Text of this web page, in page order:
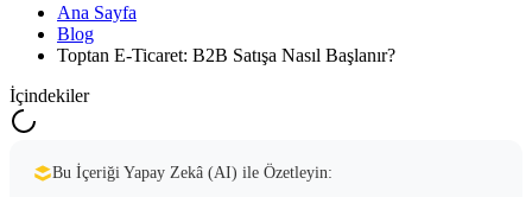
Ana Sayfa
Blog
Toptan E-Ticaret: B2B Satışa Nasıl Başlanır?
İçindekiler
Bu İçeriği Yapay Zekâ (AI) ile Özetleyin: